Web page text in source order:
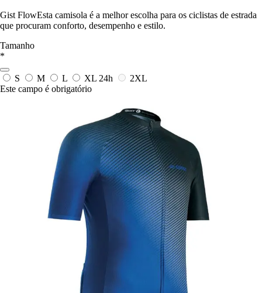
Gist FlowEsta camisola é a melhor escolha para os ciclistas de estrada
que procuram conforto, desempenho e estilo.
Tamanho
*
S M L XL 24h
2XL
Este campo é obrigatório